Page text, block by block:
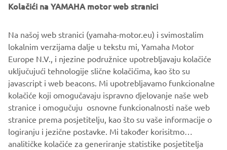
⠀
SAZNAJTE VIŠE
Kolačići na YAMAHA motor web stranici
Na našoj web stranici (yamaha-motor.eu) i svimostalim
lokalnim verzijama dalje u tekstu mi, Yamaha Motor
Europe N.V., i njezine podružnice upotrebljavaju kolačiće
uključujući tehnologije slične kolačićima, kao što su
javascript i web beacons. Mi upotrebljavamo funkcionalne
kolačiće koji omogučavaju ispravno djelovanje naše web
stranice i omogučuju osnovne funkcionalnosti naše web
stranice prema posjetitelju, kao što su vaše informacije o
logiranju i jezične postavke. Mi također korisitmo
analitičke kolačiće za generiranje statistike posjetitelja